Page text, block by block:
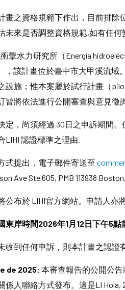
畫之資格規範下作出，目前排
未來是否調整資格規範,如有任
擊水力研究所（Energía
，該計畫位於臺中市大甲溪流
設施；惟本案屬於試行計畫（
皆將依法進行公開審查與意見徵
定，尚須經過 30日之申訴期間
LIHI 認證標準之理由.
式提出，電子郵件寄送至
Ave Ste 605, PMB 113938
公布於 LIHI官方網站。申請人亦
東岸時間2026年1月 12日下午5點
收到任何申訴，則本計畫之認證
de 2025: 本審查報告的公開公告
係人聯絡方式發布。這是LI